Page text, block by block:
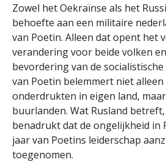
Zowel het Oekraïnse als het
behoefte aan een militaire
van Poetin. Alleen dat opent het
verandering voor beide volken
bevordering van de
van Poetin belemmert niet alleen
onderdrukten in eigen land,
buurlanden. Wat Rusland
benadrukt dat de ongelijkheid in
jaar van Poetins leiderschap
toegenomen.